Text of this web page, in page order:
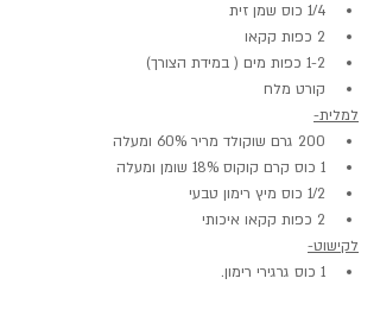
1/4 כוס שמן זית
2 כפות קקאו
1-2 כפות מים ( במידת הצורך)
קורט מלח
למלית-
200 גרם שוקולד מריר 60% ומעלה
1 כוס קרם קוקוס 18% שומן ומעלה
1/2 כוס מיץ רימון טבעי
2 כפות קקאו איכותי
לקישוט-
1 כוס גרגירי רימון.